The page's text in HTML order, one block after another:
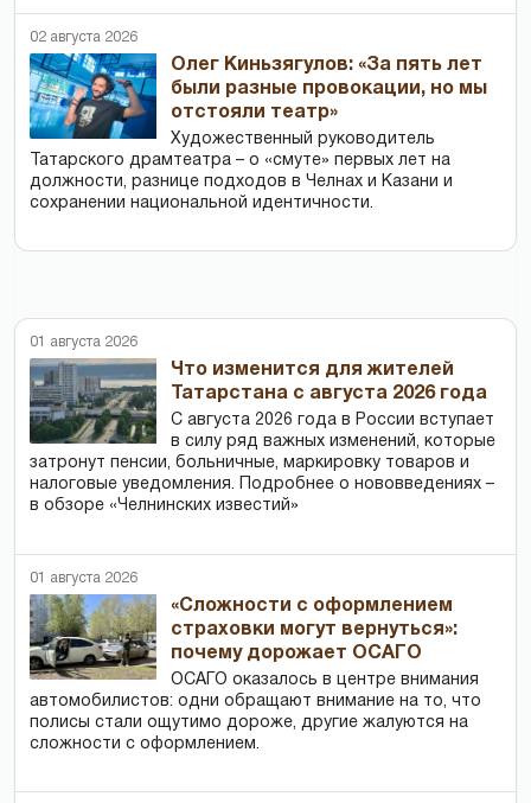
02 августа 2026
Олег Киньзягулов: «За пять лет
были разные провокации, но мы
отстояли театр»
Художественный руководитель
Татарского драмтеатра – о «смуте» первых лет на
должности, разнице подходов в Челнах и Казани и
сохранении национальной идентичности.
01 августа 2026
Что изменится для жителей
Татарстана с августа 2026 года
С августа 2026 года в России вступает
в силу ряд важных изменений, которые
затронут пенсии, больничные, маркировку товаров и
налоговые уведомления. Подробнее о нововведениях –
в обзоре «Челнинских известий»
01 августа 2026
«Сложности с оформлением
страховки могут вернуться»:
почему дорожает ОСАГО
ОСАГО оказалось в центре внимания
автомобилистов: одни обращают внимание на то, что
полисы стали ощутимо дороже, другие жалуются на
сложности с оформлением.